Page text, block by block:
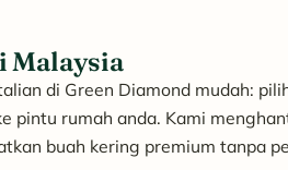
Malaysia
di Green Diamond mudah:
pintu rumah anda. Kami
buah kering premium tanpa